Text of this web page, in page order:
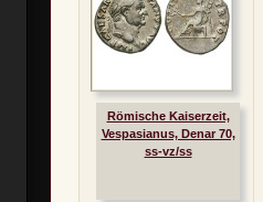
Römische Kaiserzeit,
Vespasianus, Denar 70,
ss-vz/ss